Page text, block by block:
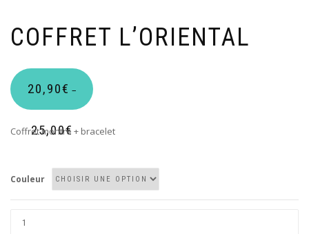
COFFRET L’ORIENTAL
20,90€ –
25,00€
Coffret montre + bracelet
Couleur